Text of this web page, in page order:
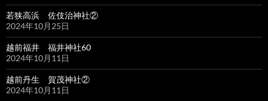
若狭高浜 佐伎治神社②
2024年10月25日
越前福井 福井神社60
2024年10月11日
越前丹生 賀茂神社②
2024年10月11日